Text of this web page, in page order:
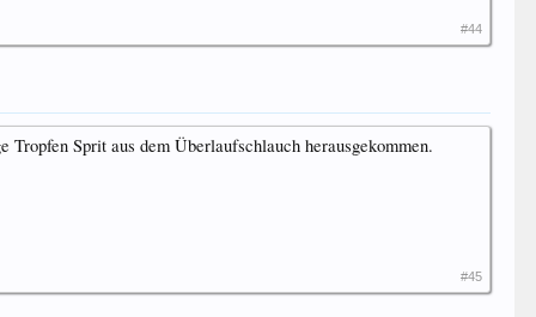
#44
Sprit aus dem Überlaufschlauch herausgekommen.
#45